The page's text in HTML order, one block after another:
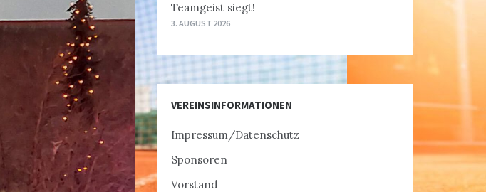
Teamgeist siegt!
3. AUGUST 2026
VEREINSINFORMATIONEN
Impressum/Datenschutz
Sponsoren
Vorstand